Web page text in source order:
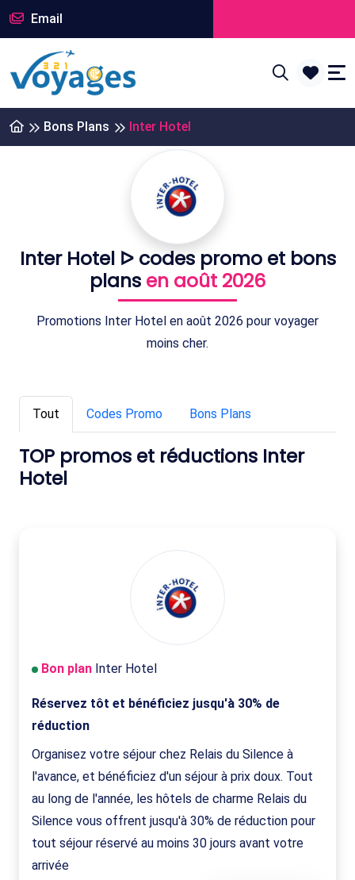
Email
Bons Plans Inter Hotel
Inter Hotel ᐅ codes promo et bons
plans en août 2026
Promotions Inter Hotel en août 2026 pour voyager
moins cher.
Tout Codes Promo Bons Plans
TOP promos et réductions Inter
Hotel
Bon plan Inter Hotel
Réservez tôt et bénéficiez jusqu'à 30% de
réduction
Organisez votre séjour chez Relais du Silence à
l'avance, et bénéficiez d'un séjour à prix doux. Tout
au long de l'année, les hôtels de charme Relais du
Silence vous offrent jusqu'à 30% de réduction pour
tout séjour réservé au moins 30 jours avant votre
arrivée